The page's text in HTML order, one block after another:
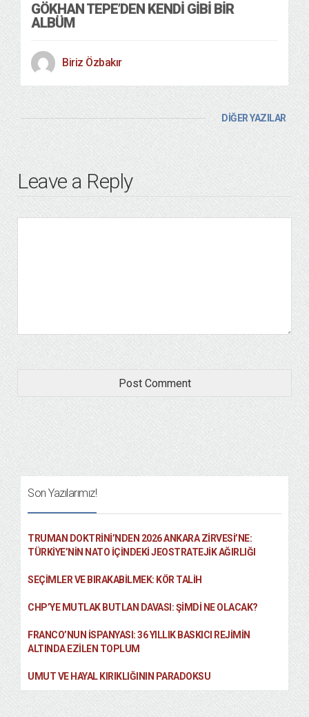
GÖKHAN TEPE’DEN KENDI GIBI BIR
ALBÜM
Biriz Özbakır
DİĞER YAZILAR
Leave a Reply
Son Yazılarımız!
TRUMAN DOKTRINI’NDEN 2026 ANKARA ZIRVESI’NE:
TÜRKIYE’NIN NATO İÇINDEKI JEOSTRATEJIK AĞIRLIĞI
SEÇIMLER VE BIRAKABILMEK: KÖR TALIH
CHP’YE MUTLAK BUTLAN DAVASI: ŞİMDİ NE OLACAK?
FRANCO’NUN İSPANYASI: 36 YILLIK BASKICI REJIMIN
ALTINDA EZILEN TOPLUM
UMUT VE HAYAL KIRIKLIĞININ PARADOKSU